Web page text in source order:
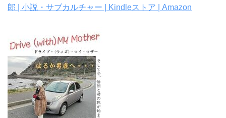
郎 | 小説・サブカルチャー | Kindleストア | Amazon